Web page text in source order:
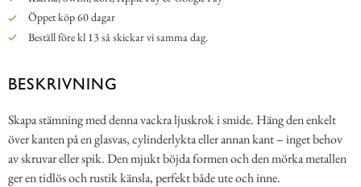
Öppet köp 60 dagar
Beställ före kl 13 så skickar vi samma dag.
BESKRIVNING
Skapa stämning med denna vackra ljuskrok i smide. Häng den enkelt
över kanten på en glasvas, cylinderlykta eller annan kant – inget behov
av skruvar eller spik. Den mjukt böjda formen och den mörka metallen
ger en tidlös och rustik känsla, perfekt både ute och inne.